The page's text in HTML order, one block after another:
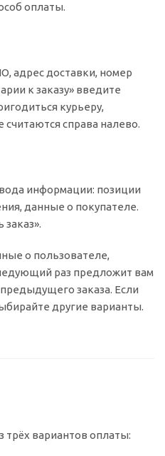
оплаты.
адрес доставки, номер
к заказу» введите
курьеру,
справа налево.
информации: позиции
данные о покупателе.
о пользователе,
раз предложит вам
заказа. Если
другие варианты.
вариантов оплаты: